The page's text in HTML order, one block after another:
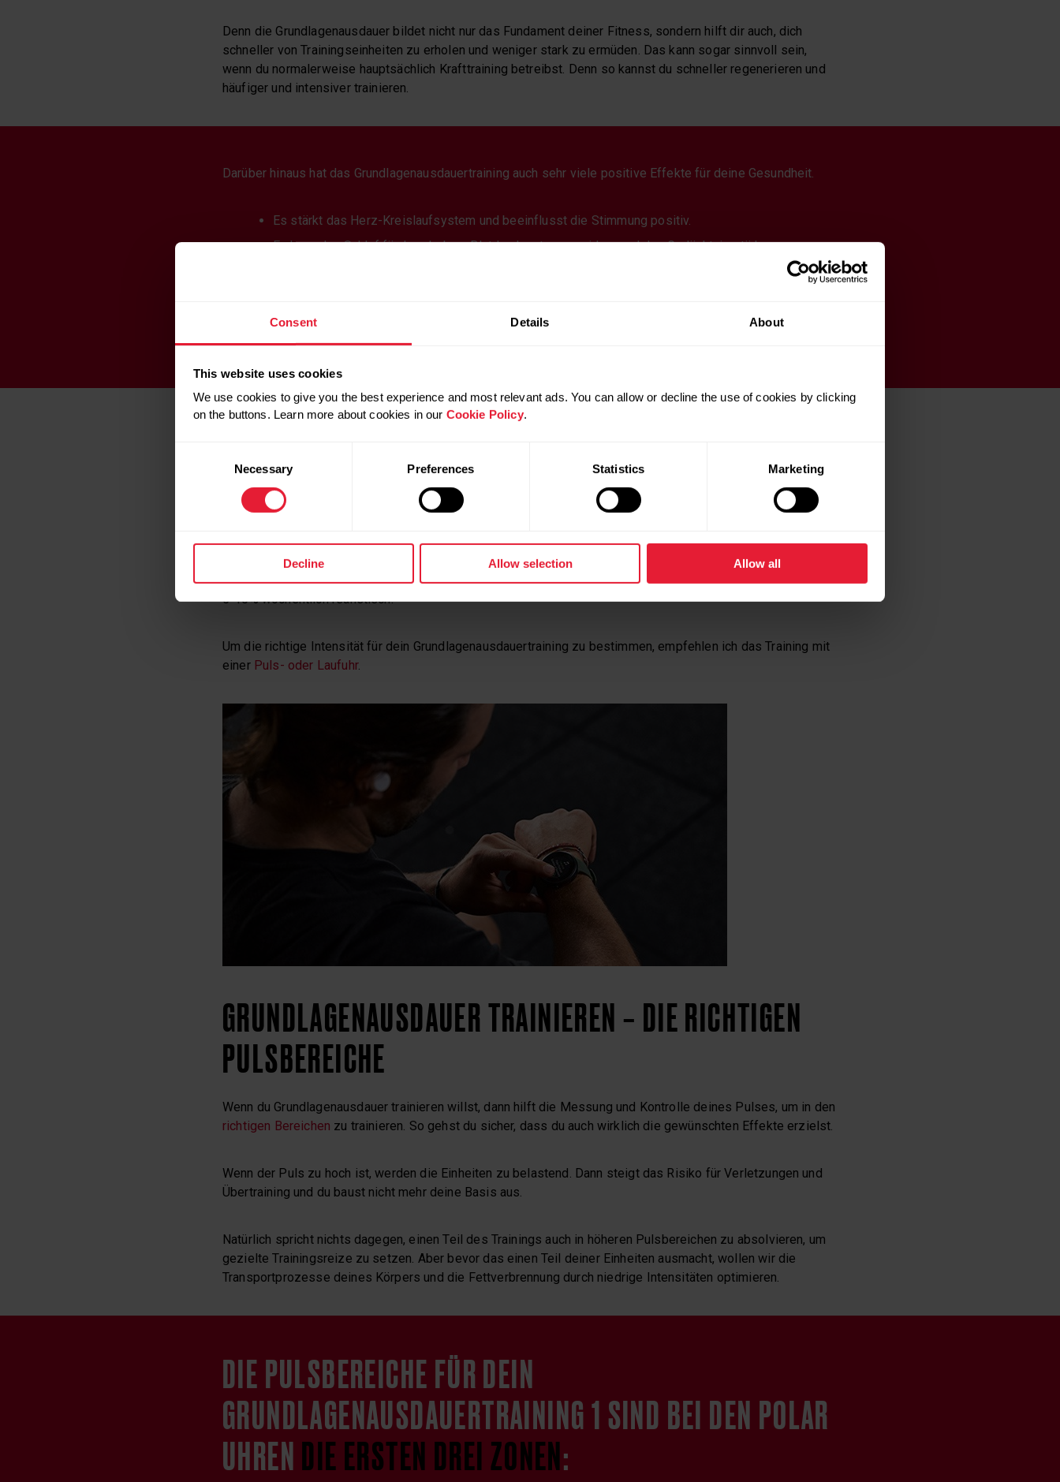
Consent Details About
This website uses cookies
We use cookies to give you the best experience and most relevant ads. You can allow or decline the use of cookies by clicking
on the buttons. Learn more about cookies in our Cookie Policy.
Necessary Preferences Statistics Marketing
Decline Allow selection Allow all
Denn die Grundlagenausdauer bildet nicht nur das Fundament deiner Fitness, sondern hilft dir auch, dich
schneller von Trainingseinheiten zu erholen und weniger stark zu ermüden. Das kann sogar sinnvoll sein,
wenn du normalerweise hauptsächlich Krafttraining betreibst. Denn so kannst du schneller regenerieren und
häufiger und intensiver trainieren.
Darüber hinaus hat das Grundlagenausdauertraining auch sehr viele positive Effekte für deine Gesundheit.
Es stärkt das Herz-Kreislaufsystem und beeinflusst die Stimmung positiv.
Es kann den Schlaf fördern, hohem Blutdruck entgegenwirken und das Gedächtnis stärken.
Ein weiterer Bonus ist der Kalorienverbrauch bei relativ geringer Anstrengung. Zwar verbrennst du
Wenn du deine Grundlagenausdauer trainieren möchtest, ist die Gestaltung deiner Einheiten sehr simpel. Du
setzt auf Einheiten mit geringer Intensität und verlängerst diese nach und nach.
Als absolute*r Anfänger*in beginnst du mit 20-30 Minuten Workouts. Wenn diese Einheiten für dich nicht
mehr anstrengend sind, kannst du sie schrittweise Woche für Woche verlängern. Dabei sind Steigerungen von
5-10% wöchentlich realistisch.
Um die richtige Intensität für dein Grundlagenausdauertraining zu bestimmen, empfehlen ich das Training mit
einerPuls- oder Laufuhr.
GRUNDLAGENAUSDAUER TRAINIEREN – DIE RICHTIGEN
PULSBEREICHE
Wenn du Grundlagenausdauer trainieren willst, dann hilft die Messung und Kontrolle deines Pulses, um in den
richtigen Bereichen zu trainieren. So gehst du sicher, dass du auch wirklich die gewünschten Effekte erzielst.
Wenn der Puls zu hoch ist, werden die Einheiten zu belastend. Dann steigt das Risiko für Verletzungen und
Übertraining und du baust nicht mehr deine Basis aus.
Natürlich spricht nichts dagegen, einen Teil des Trainings auch in höheren Pulsbereichen zu absolvieren, um
gezielte Trainingsreize zu setzen. Aber bevor das einen Teil deiner Einheiten ausmacht, wollen wir die
Transportprozesse deines Körpers und die Fettverbrennung durch niedrige Intensitäten optimieren.
DIE PULSBEREICHE FÜR DEIN
GRUNDLAGENAUSDAUERTRAINING 1 SIND BEI DEN POLAR
UHREN DIE ERSTEN DREI ZONEN: